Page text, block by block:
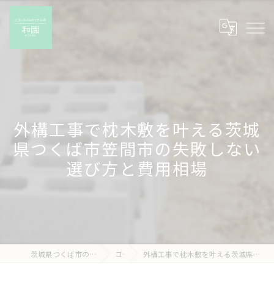
外構工事で枕木敷を叶える茨城
県つくば市笠間市の失敗しない
選び方と費用相場
茨城県つくば市の外構工事なら有限会社和園 コラム 外構工事で枕木敷を叶える茨城県つくば市笠間市の失敗しない選び方と費用相場